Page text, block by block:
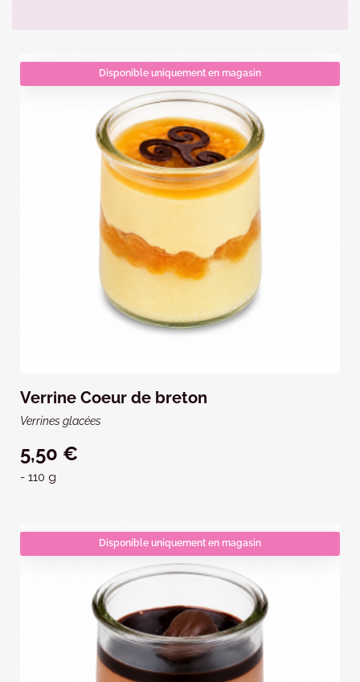
Verrine Coeur de breton
Verrines glacées
5,50 €
- 110 g
Disponible uniquement en magasin
Disponible uniquement en magasin